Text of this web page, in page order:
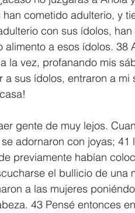
cometido adulterio, y
con sus ídolos,
a esos ídolos. 38
la vez, profanando mis
sus ídolos, entraron a mi
gente de muy lejos.
adornaron con joyas; 41
previamente habían
el bullicio de una
a las mujeres
43 Pensé entonces